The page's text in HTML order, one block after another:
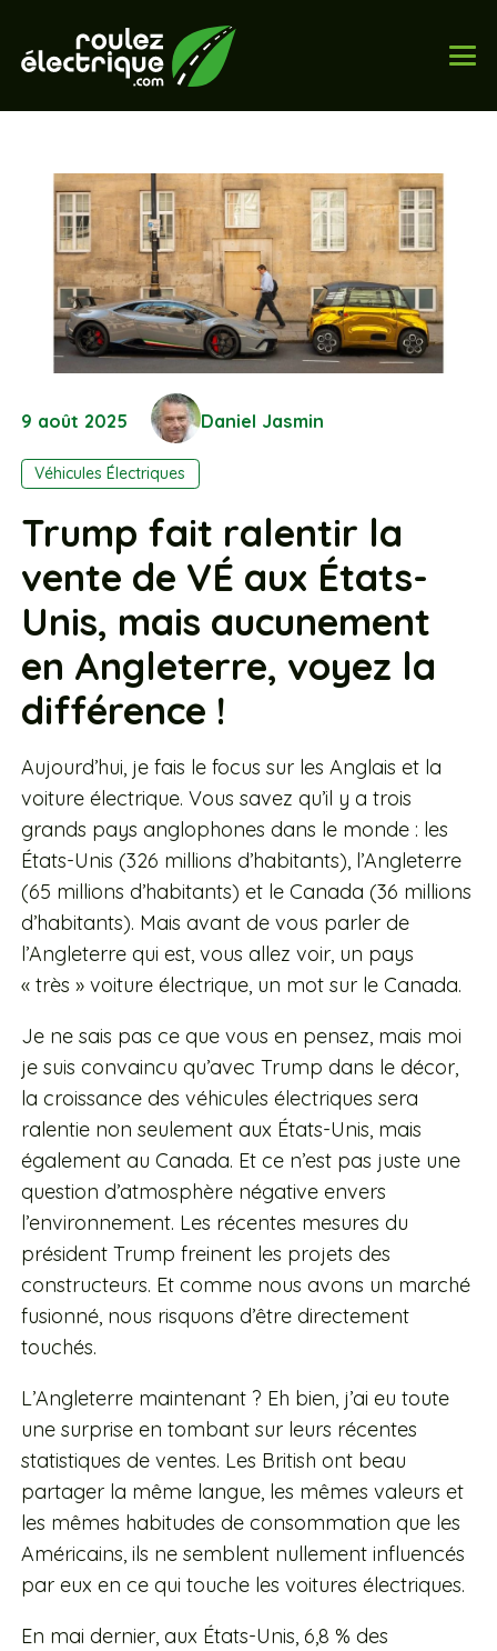
9 août 2025 Daniel Jasmin
Véhicules Électriques
Trump fait ralentir la
vente de VÉ aux États-
Unis, mais aucunement
en Angleterre, voyez la
différence !
Aujourd’hui, je fais le focus sur les Anglais et la
voiture électrique. Vous savez qu’il y a trois
grands pays anglophones dans le monde : les
États-Unis (326 millions d’habitants), l’Angleterre
(65 millions d’habitants) et le Canada (36 millions
d’habitants). Mais avant de vous parler de
l’Angleterre qui est, vous allez voir, un pays
« très » voiture électrique, un mot sur le Canada.
Je ne sais pas ce que vous en pensez, mais moi
je suis convaincu qu’avec Trump dans le décor,
la croissance des véhicules électriques sera
ralentie non seulement aux États-Unis, mais
également au Canada. Et ce n’est pas juste une
question d’atmosphère négative envers
l’environnement. Les récentes mesures du
président Trump freinent les projets des
constructeurs. Et comme nous avons un marché
fusionné, nous risquons d’être directement
touchés.
L’Angleterre maintenant ? Eh bien, j’ai eu toute
une surprise en tombant sur leurs récentes
statistiques de ventes. Les British ont beau
partager la même langue, les mêmes valeurs et
les mêmes habitudes de consommation que les
Américains, ils ne semblent nullement influencés
par eux en ce qui touche les voitures électriques.
En mai dernier, aux États-Unis, 6,8 % des